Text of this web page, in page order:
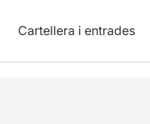
Cartellera i entrades
Fotos i vídeos